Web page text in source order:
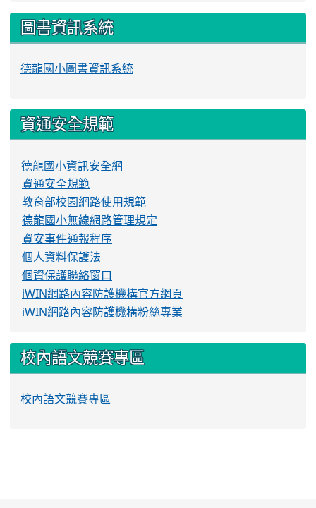
圖書資訊系統
德龍國小圖書資訊系統
資通安全規範
德龍國小資訊安全網
資通安全規範
教育部校園網路使用規範
德龍國小無線網路管理規定
資安事件通報程序
個人資料保護法
個資保護聯絡窗口
iWIN網路內容防護機構官方網頁
iWIN網路內容防護機構粉絲專業
校內語文競賽專區
校內語文競賽專區